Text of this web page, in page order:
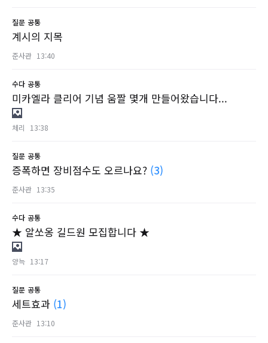
질문 공통
계시의 지목
준사관 13:40
수다 공통
미카엘라 클리어 기념 움짤 몇개 만들어왔습니다...
체리 13:38
질문 공통
증폭하면 장비점수도 오르나요? (3)
준사관 13:35
수다 공통
★ 알쏘옹 길드원 모집합니다 ★
양늑 13:17
질문 공통
세트효과 (1)
준사관 13:10